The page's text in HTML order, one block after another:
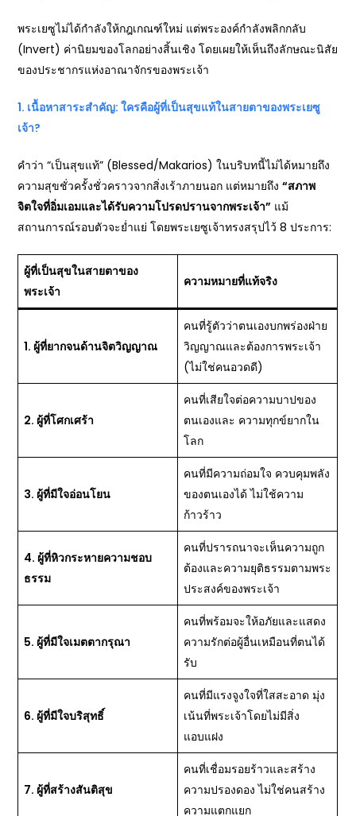
พระเยซูไม่ได้กำลังให้กฎเกณฑ์ใหม่ แต่พระองค์กำลังพลิกกลับ
(Invert) ค่านิยมของโลกอย่างสิ้นเชิง โดยเผยให้เห็นถึงลักษณะนิสัย
ของประชากรแห่งอาณาจักรของพระเจ้า
1. เนื้อหาสาระสำคัญ: ใครคือผู้ที่เป็นสุขแท้ในสายตาของพระเยซู
เจ้า?
คำว่า “เป็นสุขแท้” (Blessed/Makarios) ในบริบทนี้ไม่ได้หมายถึง
ความสุขชั่วครั้งชั่วคราวจากสิ่งเร้าภายนอก แต่หมายถึง“สภาพ
จิตใจที่อิ่มเอมและได้รับความโปรดปรานจากพระเจ้า” แม้
สถานการณ์รอบตัวจะย่ำแย่ โดยพระเยซูเจ้าทรงสรุปไว้ 8 ประการ:
ผู้ที่เป็นสุขในสายตาของ
พระเจ้า
ความหมายที่แท้จริง
1. ผู้ที่ยากจนด้านจิตวิญญาณ
คนที่รู้ตัวว่าตนเองบกพร่องฝ่าย
วิญญาณและต้องการพระเจ้า
(ไม่ใช่คนอวดดี)
2. ผู้ที่โศกเศร้า
คนที่เสียใจต่อความบาปของ
ตนเองและ ความทุกข์ยากใน
โลก
3. ผู้ที่มีใจอ่อนโยน
คนที่มีความถ่อมใจ ควบคุมพลัง
ของตนเองได้ ไม่ใช้ความ
ก้าวร้าว
4. ผู้ที่หิวกระหายความชอบ
ธรรม
คนที่ปรารถนาจะเห็นความถูก
ต้องและความยุติธรรมตามพระ
ประสงค์ของพระเจ้า
5. ผู้ที่มีใจเมตตากรุณา
คนที่พร้อมจะให้อภัยและแสดง
ความรักต่อผู้อื่นเหมือนที่ตนได้
รับ
6. ผู้ที่มีใจบริสุทธิ์
คนที่มีแรงจูงใจที่ใสสะอาด มุ่ง
เน้นที่พระเจ้าโดยไม่มีสิ่ง
แอบแฝง
7. ผู้ที่สร้างสันติสุข
คนที่เชื่อมรอยร้าวและสร้าง
ความปรองดอง ไม่ใช่คนสร้าง
ความแตกแยก